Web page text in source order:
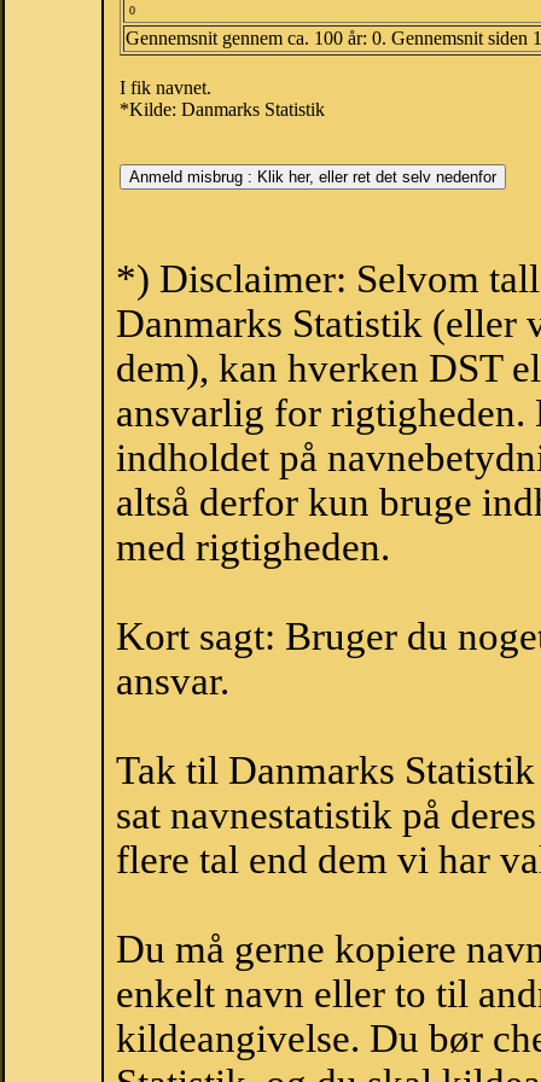
0
Gennemsnit gennem ca. 100 år: 0. Gennemsnit siden
I fik navnet.
*Kilde: Danmarks Statistik
*) Disclaimer: Selvom
Danmarks Statistik (eller
dem), kan hverken DST
ansvarlig for
indholdet på
altså derfor kun bruge
med rigtigheden.
Kort sagt: Bruger du
ansvar.
Tak til Danmarks
sat navnestatistik på
flere tal end dem vi har
Du må gerne kopiere
enkelt navn eller to til
kildeangivelse. Du bør